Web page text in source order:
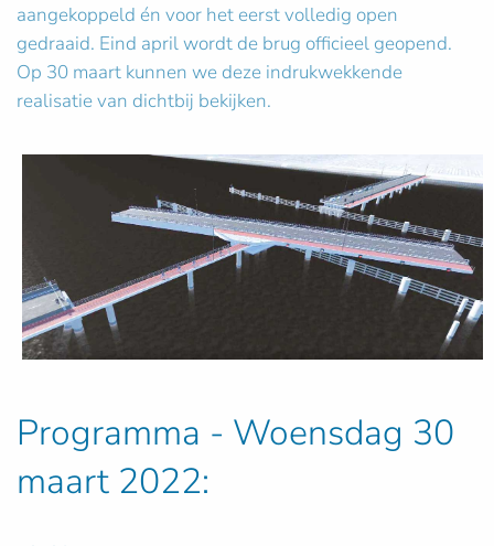
aangekoppeld én voor het eerst volledig open
gedraaid. Eind april wordt de brug officieel geopend.
Op 30 maart kunnen we deze indrukwekkende
realisatie van dichtbij bekijken.
Programma - Woensdag 30
maart 2022: